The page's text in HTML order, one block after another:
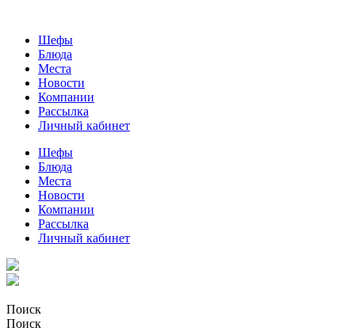
Шефы
Блюда
Места
Новости
Компании
Рассылка
Личный кабинет
Шефы
Блюда
Места
Новости
Компании
Рассылка
Личный кабинет
Поиск
Поиск